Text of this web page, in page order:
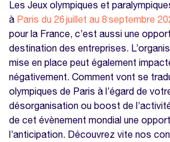
Les Jeux olympiques et
à Paris du 26 juillet au 8 septembre
pour la France, c’est aussi une
destination des entreprises.
mise en place peut également
négativement. Comment vont se
olympiques de Paris à l’égard de
désorganisation ou boost de
de cet évènement mondial une
l’anticipation. Découvrez vite nos